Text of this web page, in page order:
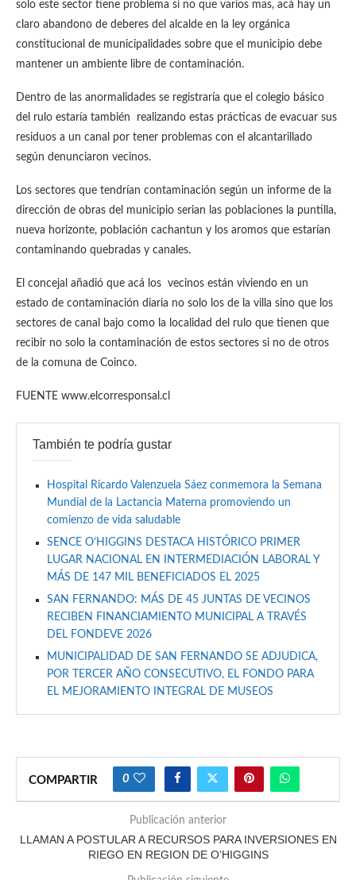
solo este sector tiene problema si no que varios mas, acá hay un
claro abandono de deberes del alcalde en la ley orgánica
constitucional de municipalidades sobre que el municipio debe
mantener un ambiente libre de contaminación.
Dentro de las anormalidades se registraría que el colegio básico
del rulo estaría también realizando estas prácticas de evacuar sus
residuos a un canal por tener problemas con el alcantarillado
según denunciaron vecinos.
Los sectores que tendrían contaminación según un informe de la
dirección de obras del municipio serian las poblaciones la puntilla,
nueva horizonte, población cachantun y los aromos que estarían
contaminando quebradas y canales.
El concejal añadió que acá los vecinos están viviendo en un
estado de contaminación diaria no solo los de la villa sino que los
sectores de canal bajo como la localidad del rulo que tienen que
recibir no solo la contaminación de estos sectores si no de otros
de la comuna de Coinco.
FUENTE www.elcorresponsal.cl
También te podría gustar
Hospital Ricardo Valenzuela Sáez conmemora la Semana
Mundial de la Lactancia Materna promoviendo un
comienzo de vida saludable
SENCE O’HIGGINS DESTACA HISTÓRICO PRIMER
LUGAR NACIONAL EN INTERMEDIACIÓN LABORAL Y
MÁS DE 147 MIL BENEFICIADOS EL 2025
SAN FERNANDO: MÁS DE 45 JUNTAS DE VECINOS
RECIBEN FINANCIAMIENTO MUNICIPAL A TRAVÉS
DEL FONDEVE 2026
MUNICIPALIDAD DE SAN FERNANDO SE ADJUDICA,
POR TERCER AÑO CONSECUTIVO, EL FONDO PARA
EL MEJORAMIENTO INTEGRAL DE MUSEOS
COMPARTIR 0
Publicación anterior
LLAMAN A POSTULAR A RECURSOS PARA INVERSIONES EN
RIEGO EN REGION DE O’HIGGINS